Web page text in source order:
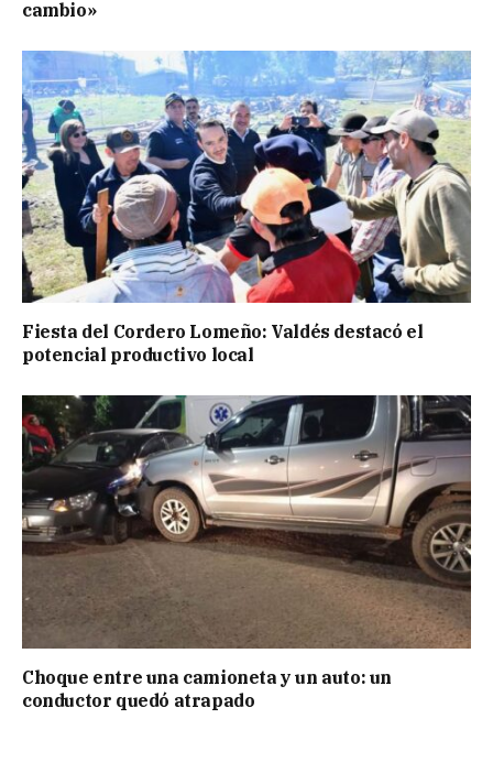
cambio»
Fiesta del Cordero Lomeño: Valdés destacó el
potencial productivo local
Choque entre una camioneta y un auto: un
conductor quedó atrapado